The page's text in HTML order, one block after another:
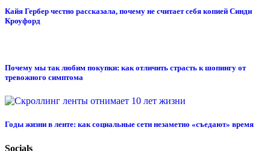
Кайя Гербер честно рассказала, почему не считает себя копией Синди
Кроуфорд
Почему мы так любим покупки: как отличить страсть к шопингу от
тревожного симптома
Годы жизни в ленте: как социальные сети незаметно «съедают» время
Socials